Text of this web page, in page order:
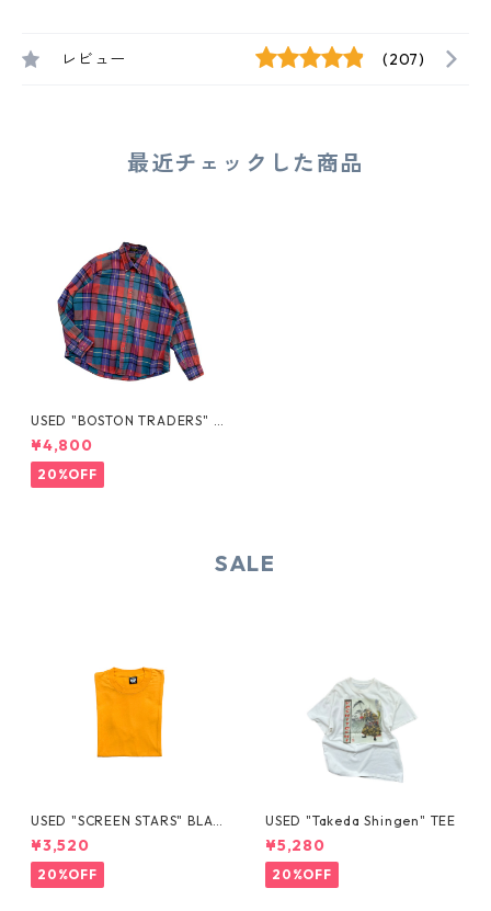
レビュー (207)
最近チェックした商品
USED "BOSTON TRADERS" F
LANNEL SHIRT
¥4,800
20%OFF
SALE
USED "SCREEN STARS" BLAN
K TEE
¥3,520
20%OFF
USED "Takeda Shingen" TEE
¥5,280
20%OFF